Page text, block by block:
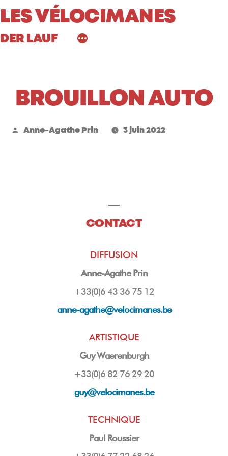
Aller
LES VÉLOCIMANES
DER LAUF
BROUILLON AUTO
Publié
Anne-Agathe Prin 3 juin 2022
CONTACT
DIFFUSION
Anne-Agathe Prin
+33(0)6 43 36 75 12
anne-agathe@velocimanes.be
ARTISTIQUE
Guy Waerenburgh
+33(0)6 82 76 29 20
guy@velocimanes.be
TECHNIQUE
Paul Roussier